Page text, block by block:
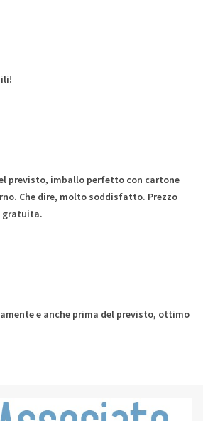
previsto, imballo perfetto con cartone
Che dire, molto soddisfatto. Prezzo
gratuita.
e anche prima del previsto, ottimo